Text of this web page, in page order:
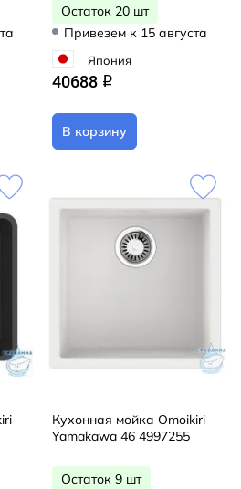
Остаток 20 шт
Привезем к 15 августа
Япония
40688 q
В корзину
Кухонная мойка Omoikiri
Yamakawa 46 4997255
Остаток 9 шт